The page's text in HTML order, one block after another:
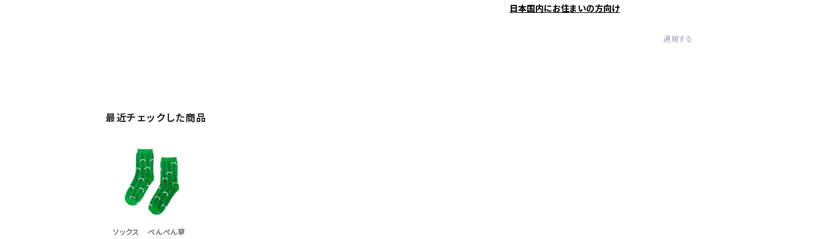
日本国内にお住まいの方向け
通報する
最近チェックした商品
ソックス ぺんぺん草